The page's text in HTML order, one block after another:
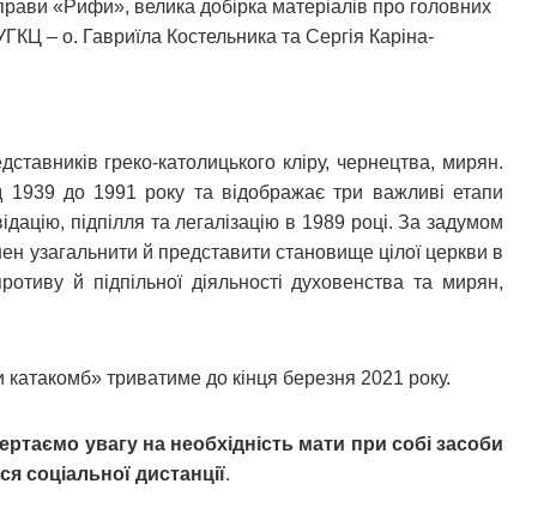
«Рифи», велика добірка матеріалів про головних
– о. Гавриїла Костельника та Сергія Каріна-
греко-католицького кліру, чернецтва, мирян.
1939 до 1991 року та відображає три важливі етапи
підпілля та легалізацію в 1989 році. За задумом
узагальнити й представити становище цілої церкви в
й підпільної діяльності духовенства та мирян,
катакомб» триватиме до кінця березня 2021 року.
увагу на необхідність мати при собі засоби
соціальної дистанції.